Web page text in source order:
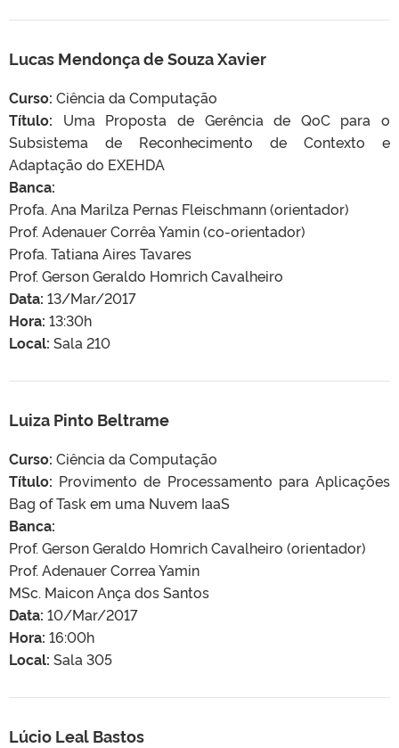
Lucas Mendonça de Souza Xavier
Curso: Ciência da Computação
Título: Uma Proposta de Gerência de QoC para o
Subsistema de Reconhecimento de Contexto e
Adaptação do EXEHDA
Banca:
Profa. Ana Marilza Pernas Fleischmann (orientador)
Prof. Adenauer Corrêa Yamin (co-orientador)
Profa. Tatiana Aires Tavares
Prof. Gerson Geraldo Homrich Cavalheiro
Data: 13/Mar/2017
Hora: 13:30h
Local: Sala 210
Luiza Pinto Beltrame
Curso: Ciência da Computação
Título: Provimento de Processamento para Aplicações
Bag of Task em uma Nuvem IaaS
Banca:
Prof. Gerson Geraldo Homrich Cavalheiro (orientador)
Prof. Adenauer Correa Yamin
MSc. Maicon Ança dos Santos
Data: 10/Mar/2017
Hora: 16:00h
Local: Sala 305
Lúcio Leal Bastos